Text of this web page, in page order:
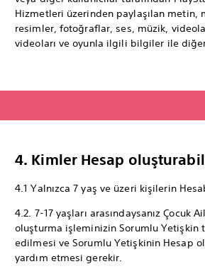
Hizmetleri üzerinden paylaşılan metin,
resimler, fotoğraflar, ses, müzik,
videoları ve oyunla ilgili bilgiler ile
4. Kimler Hesap
4.1 Yalnızca 7 yaş ve üzeri kişilerin
4.2. 7-17 yaşları arasındaysanız Çocuk
oluşturma işleminizin Sorumlu Yetişkin
edilmesi ve Sorumlu Yetişkinin Hesap
yardım etmesi gerekir.